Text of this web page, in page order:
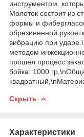
инструментом,
Молоток состоит из
формы и
обрезиненной
вибрацию при
методом
прошел процесс
бойка: 1000
Скрыть
Характеристики